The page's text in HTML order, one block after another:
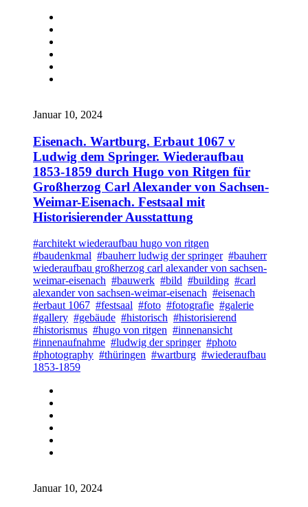
Januar 10, 2024
Eisenach. Wartburg. Erbaut 1067 v
Ludwig dem Springer. Wiederaufbau
1853-1859 durch Hugo von Ritgen für
Großherzog Carl Alexander von Sachsen-
Weimar-Eisenach. Festsaal mit
Historisierender Ausstattung
#architekt wiederaufbau hugo von ritgen
#baudenkmal #bauherr ludwig der springer #bauherr
wiederaufbau großherzog carl alexander von sachsen-
weimar-eisenach #bauwerk #bild #building #carl
alexander von sachsen-weimar-eisenach #eisenach
#erbaut 1067 #festsaal #foto #fotografie #galerie
#gallery #gebäude #historisch #historisierend
#historismus #hugo von ritgen #innenansicht
#innenaufnahme #ludwig der springer #photo
#photography #thüringen #wartburg #wiederaufbau
1853-1859
Januar 10, 2024